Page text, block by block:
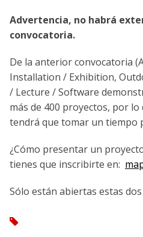
Advertencia, no habrá
convocatoria.
De la anterior convocatoria
Installation / Exhibition,
/ Lecture / Software
más de 400 proyectos, por
tendrá que tomar un tiempo
¿Cómo presentar un
tienes que inscribirte en:
Sólo están abiertas estas
tag